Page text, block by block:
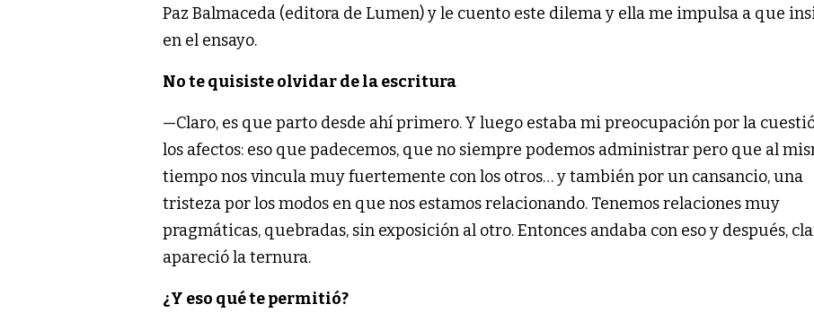
Paz Balmaceda (editora de Lumen) y le cuento este dilema y ella me impulsa a que
en el ensayo.
No te quisiste olvidar de la escritura
—Claro, es que parto desde ahí primero. Y luego estaba mi preocupación por la
los afectos: eso que padecemos, que no siempre podemos administrar pero que al
tiempo nos vincula muy fuertemente con los otros… y también por un cansancio, una
tristeza por los modos en que nos estamos relacionando. Tenemos relaciones muy
pragmáticas, quebradas, sin exposición al otro. Entonces andaba con eso y después,
apareció la ternura.
¿Y eso qué te permitió?